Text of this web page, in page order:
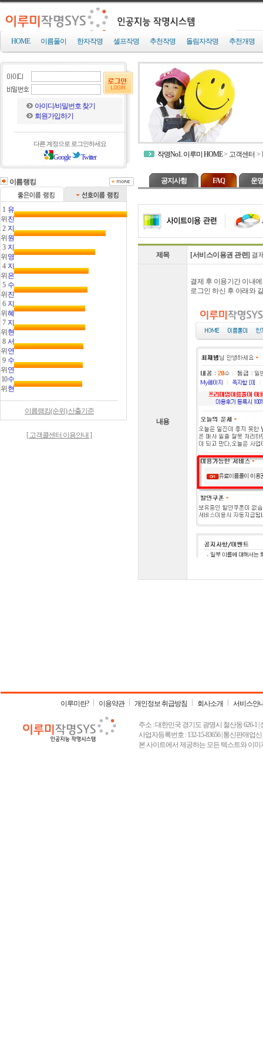
HOME 이름풀이 한자작명 셀프작명 추천작명 돌림자작명 추천개명
아이디/비밀번호 찾기
회원가입하기
다른 계정으로 로그인하세요
Google Twitter
이름랭킹
1
위
유
진
2
위
지
원
3
위
지
영
4
위
지
은
5
위
수
진
6
위
지
혜
7
위
지
현
8
위
서
연
9
위
수
연
10
위
수
현
이름랭킹(순위) 산출기준
[ 고객콜센터 이용안내 ]
작명No1. 이루미 HOME> 고객센터 >
공지사항 FAQ 운
제목 [서비스이용권 관련] 결
내용
결제 후 이용기간 이내
로그인 하신 후 아래와
이루미란? 이용약관 개인정보 취급방침 회사소개 서비스안
주소 : 대한민국 경기도 광명시 철산동 626-1 |
사업자등록번호 : 132-15-83656 | 통신판매업
본 사이트에서 제공하는 모든 텍스트와 이